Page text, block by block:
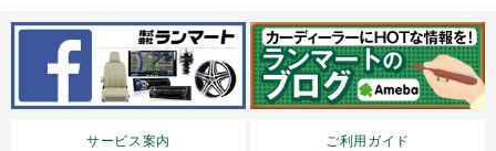
サービス案内 ご利用ガイド